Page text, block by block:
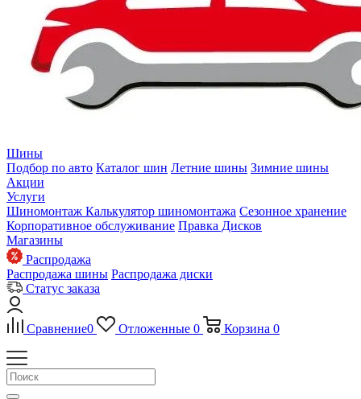
Шины
Подбор по авто Каталог шин Летние шины Зимние шины
Акции
Услуги
Шиномонтаж Калькулятор шиномонтажа Сезонное хранение
Корпоративное обслуживание Правка Дисков
Магазины
Распродажа
Распродажа шины Распродажа диски
Статус заказа
Сравнение0 Отложенные 0 Корзина 0